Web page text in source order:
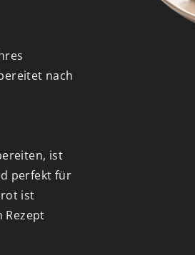
nach
ist
perfekt für
ist
Rezept